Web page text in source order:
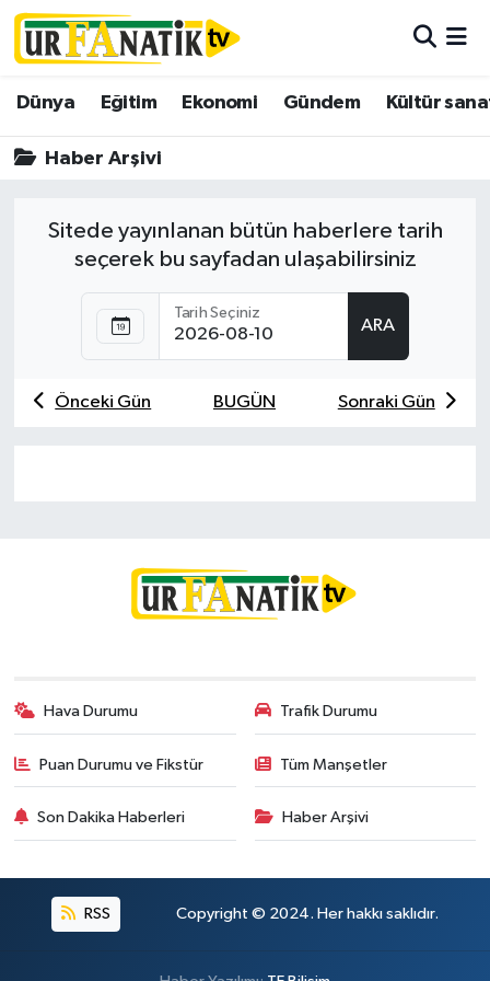
Dünya Eğitim Ekonomi Gündem Kültür
Haber Arşivi
Sitede yayınlanan bütün haberlere tarih
seçerek bu sayfadan ulaşabilirsiniz
Tarih Seçiniz
ARA
Önceki Gün BUGÜN Sonraki Gün
Hava Durumu Trafik Durumu
Puan Durumu ve Fikstür Tüm Manşetler
Son Dakika Haberleri Haber Arşivi
RSS Copyright © 2024. Her hakkı saklıdır.
Trafik Durumu
Tüm Manşetler
Son Dakika Haberleri
Haber Arşivi